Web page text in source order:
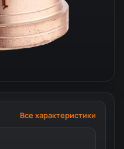
Все характеристики